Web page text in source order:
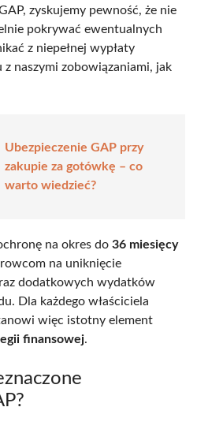
zyskujemy pewność, że nie
pokrywać ewentualnych
z niepełnej wypłaty
naszymi zobowiązaniami, jak
Ubezpieczenie GAP przy
zakupie za gotówkę – co
warto wiedzieć?
na okres do 36 miesięcy
na uniknięcie
dodatkowych wydatków
Dla każdego właściciela
więc istotny element
finansowej.